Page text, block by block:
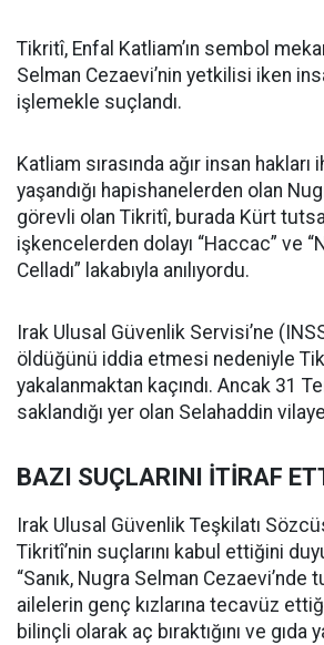
Tikritî, Enfal Katliam’ın sembol
Selman Cezaevi’nin yetkilisi iken
işlemekle suçlandı.
Katliam sırasında ağır insan hakları
yaşandığı hapishanelerden olan
görevli olan Tikritî, burada Kürt
işkencelerden dolayı “Haccac” ve
Celladı” lakabıyla anılıyordu.
Irak Ulusal Güvenlik Servisi’ne
öldüğünü iddia etmesi nedeniyle
yakalanmaktan kaçındı. Ancak 31
saklandığı yer olan Selahaddin
BAZI SUÇLARINI İTİRAF
Irak Ulusal Güvenlik Teşkilatı
Tikritî’nin suçlarını kabul ettiğini
“Sanık, Nugra Selman Cezaevi’nde
ailelerin genç kızlarına tecavüz
bilinçli olarak aç bıraktığını ve gıda